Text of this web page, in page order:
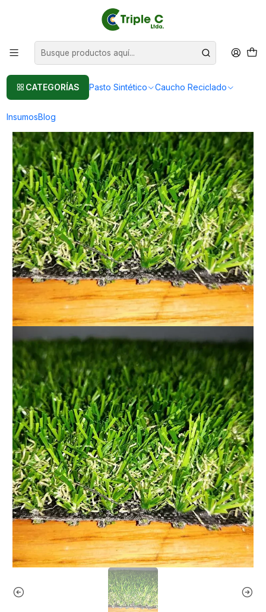
CATEGORÍAS Pasto Sintético Caucho Reciclado
InsumosBlog
Pasto sintético Para Jardín
Pasto sintético 25mm Premium en compra mayores de 500m2,
importado